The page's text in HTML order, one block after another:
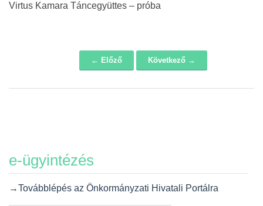
Virtus Kamara Táncegyüttes – próba
← Előző Következő →
e-ügyintézés
→Továbblépés az Önkormányzati Hivatali Portálra